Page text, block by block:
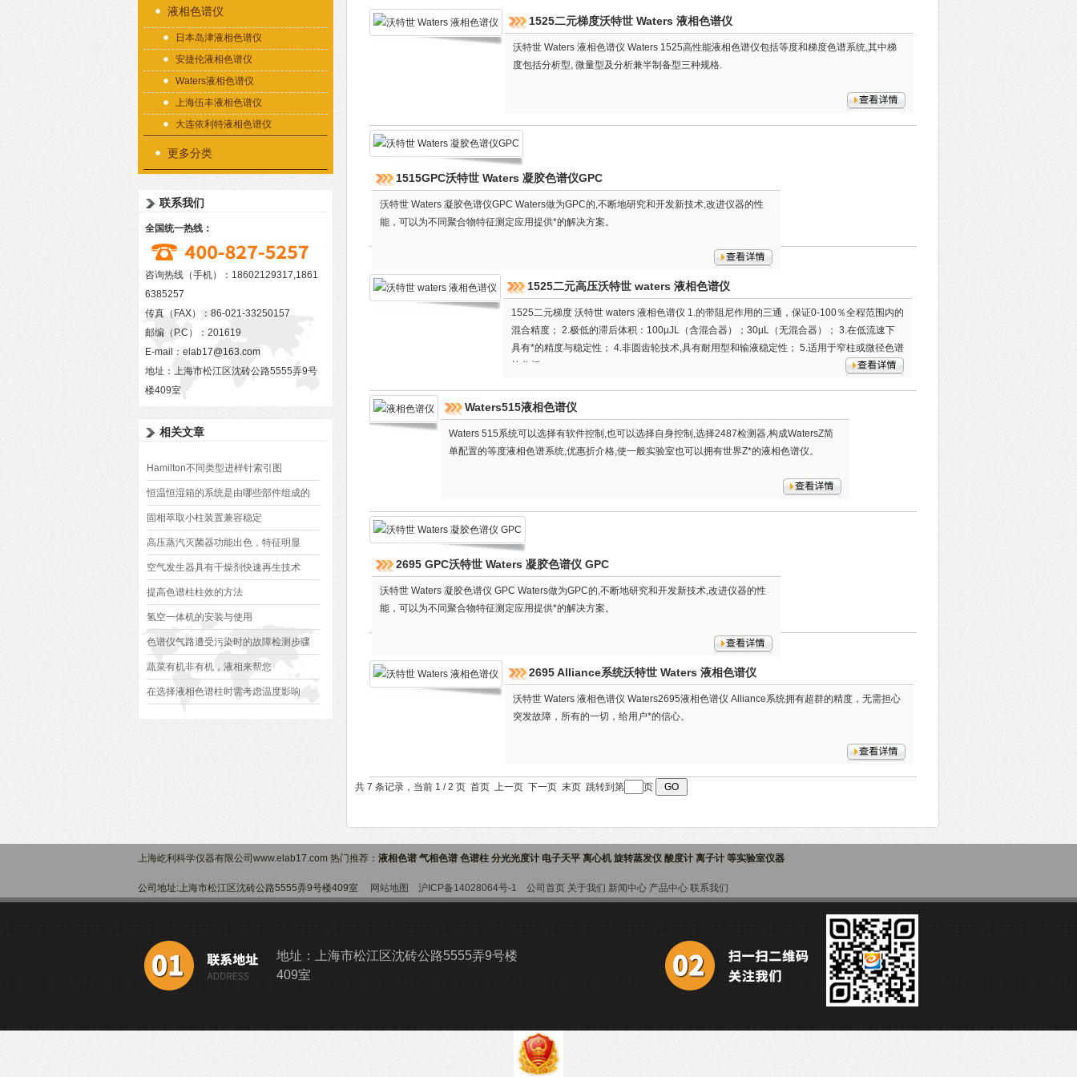
液相色谱仪
日本岛津液相色谱仪
安捷伦液相色谱仪
Waters液相色谱仪
上海伍丰液相色谱仪
大连依利特液相色谱仪
更多分类
联系我们
全国统一热线：
咨询热线（手机）：18602129317,1861
6385257
传真（FAX）：86-021-33250157
邮编（P.C）：201619
E-mail： elab17@163.com
地址：上海市松江区沈砖公路5555弄9号
楼409室
相关文章
Hamilton不同类型进样针索引图
恒温恒湿箱的系统是由哪些部件组成的
固相萃取小柱装置兼容稳定
高压蒸汽灭菌器功能出色，特征明显
空气发生器具有干燥剂快速再生技术
提高色谱柱柱效的方法
氢空一体机的安装与使用
色谱仪气路遭受污染时的故障检测步骤
蔬菜有机非有机，液相来帮您
在选择液相色谱柱时需考虑温度影响
1525二元梯度沃特世 Waters 液相色谱仪
沃特世 Waters 液相色谱仪 Waters 1525高性能液相色谱仪包括等度和梯度色谱系统,其中梯
度包括分析型, 微量型及分析兼半制备型三种规格.
1515GPC沃特世 Waters 凝胶色谱仪GPC
沃特世 Waters 凝胶色谱仪GPC Waters做为GPC的,不断地研究和开发新技术,改进仪器的性
能，可以为不同聚合物特征测定应用提供*的解决方案。
1525二元高压沃特世 waters 液相色谱仪
1525二元梯度 沃特世 waters 液相色谱仪 1.的带阻尼作用的三通，保证0-100％全程范围内的
混合精度； 2.极低的滞后体积：100µJL（含混合器）；30µL（无混合器）； 3.在低流速下
具有*的精度与稳定性； 4.非圆齿轮技术,具有耐用型和输液稳定性； 5.适用于窄柱或微径色谱
柱分析；
Waters515液相色谱仪
Waters 515系统可以选择有软件控制,也可以选择自身控制,选择2487检测器,构成WatersZ简
单配置的等度液相色谱系统,优惠折介格,使一般实验室也可以拥有世界Z*的液相色谱仪。
2695 GPC沃特世 Waters 凝胶色谱仪 GPC
沃特世 Waters 凝胶色谱仪 GPC Waters做为GPC的,不断地研究和开发新技术,改进仪器的性
能，可以为不同聚合物特征测定应用提供*的解决方案。
2695 Alliance系统沃特世 Waters 液相色谱仪
沃特世 Waters 液相色谱仪 Waters2695液相色谱仪 Alliance系统拥有超群的精度，无需担心
突发故障，所有的一切，给用户*的信心。
共 7 条记录，当前 1 / 2 页 首页 上一页 下一页 末页 跳转到第 页
上海屹利科学仪器有限公司www.elab17.com 热门推荐： 液相色谱 气相色谱 色谱柱 分光光度计 电子天平 离心机 旋转蒸发仪 酸度计 离子计 等实验室仪器
公司地址:上海市松江区沈砖公路5555弄9号楼409室 网站地图 沪ICP备14028064号-1 公司首页 关于我们 新闻中心 产品中心 联系我们
地址：上海市松江区沈砖公路5555弄9号楼
409室